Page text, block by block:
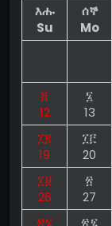
እሑ
Su
ሰኞ
Mo
፭
12
፮
13
፲፪
19
፲፫
20
፲፱
26
፳
27
፳፮
፳፯